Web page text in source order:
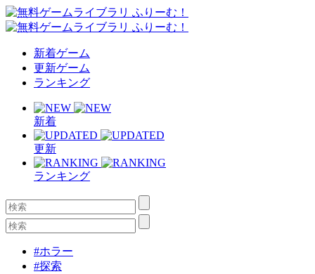
新着ゲーム
更新ゲーム
ランキング
新着
更新
ランキング
#ホラー
#探索